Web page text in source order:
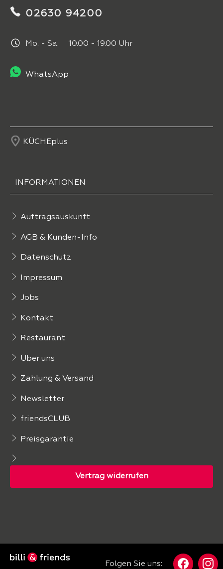
02630 94200
Mo. - Sa. 10.00 - 19.00 Uhr
WhatsApp
KÜCHEplus
INFORMATIONEN
Auftragsauskunft
AGB & Kunden-Info
Datenschutz
Impressum
Jobs
Kontakt
Restaurant
Über uns
Zahlung & Versand
Newsletter
friendsCLUB
Preisgarantie
Folgen Sie uns: